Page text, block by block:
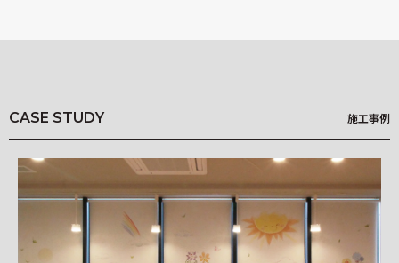
基材一覧
施工事例
NEWS
HOW TO ORDER
レイアウトシミュレーター
CASE STUDY 施工事例